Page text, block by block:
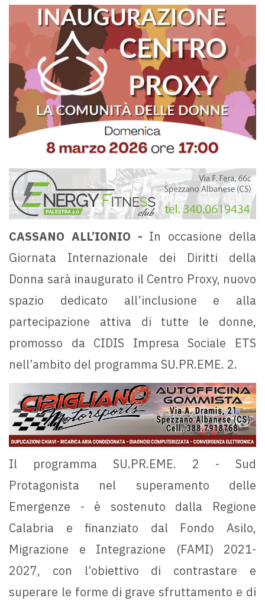
CASSANO ALL’IONIO - In occasione della
Giornata Internazionale dei Diritti della
Donna sarà inaugurato il Centro Proxy, nuovo
spazio dedicato all’inclusione e alla
partecipazione attiva di tutte le donne,
promosso da CIDIS Impresa Sociale ETS
nell’ambito del programma SU.PR.EME. 2.
Il programma SU.PR.EME. 2 - Sud
Protagonista nel superamento delle
Emergenze - è sostenuto dalla Regione
Calabria e finanziato dal Fondo Asilo,
Migrazione e Integrazione (FAMI) 2021-
2027, con l’obiettivo di contrastare e
superare le forme di grave sfruttamento e di